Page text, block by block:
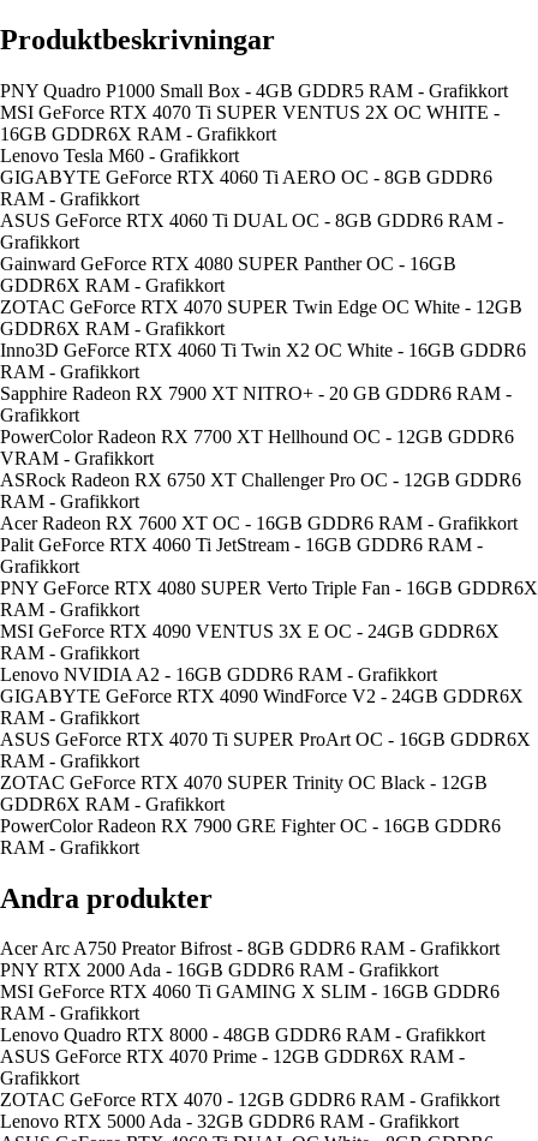
Produktbeskrivningar
PNY Quadro P1000 Small Box - 4GB GDDR5 RAM - Grafikkort
MSI GeForce RTX 4070 Ti SUPER VENTUS 2X OC WHITE -
16GB GDDR6X RAM - Grafikkort
Lenovo Tesla M60 - Grafikkort
GIGABYTE GeForce RTX 4060 Ti AERO OC - 8GB GDDR6
RAM - Grafikkort
ASUS GeForce RTX 4060 Ti DUAL OC - 8GB GDDR6 RAM -
Grafikkort
Gainward GeForce RTX 4080 SUPER Panther OC - 16GB
GDDR6X RAM - Grafikkort
ZOTAC GeForce RTX 4070 SUPER Twin Edge OC White - 12GB
GDDR6X RAM - Grafikkort
Inno3D GeForce RTX 4060 Ti Twin X2 OC White - 16GB GDDR6
RAM - Grafikkort
Sapphire Radeon RX 7900 XT NITRO+ - 20 GB GDDR6 RAM -
Grafikkort
PowerColor Radeon RX 7700 XT Hellhound OC - 12GB GDDR6
VRAM - Grafikkort
ASRock Radeon RX 6750 XT Challenger Pro OC - 12GB GDDR6
RAM - Grafikkort
Acer Radeon RX 7600 XT OC - 16GB GDDR6 RAM - Grafikkort
Palit GeForce RTX 4060 Ti JetStream - 16GB GDDR6 RAM -
Grafikkort
PNY GeForce RTX 4080 SUPER Verto Triple Fan - 16GB GDDR6X
RAM - Grafikkort
MSI GeForce RTX 4090 VENTUS 3X E OC - 24GB GDDR6X
RAM - Grafikkort
Lenovo NVIDIA A2 - 16GB GDDR6 RAM - Grafikkort
GIGABYTE GeForce RTX 4090 WindForce V2 - 24GB GDDR6X
RAM - Grafikkort
ASUS GeForce RTX 4070 Ti SUPER ProArt OC - 16GB GDDR6X
RAM - Grafikkort
ZOTAC GeForce RTX 4070 SUPER Trinity OC Black - 12GB
GDDR6X RAM - Grafikkort
PowerColor Radeon RX 7900 GRE Fighter OC - 16GB GDDR6
RAM - Grafikkort
Andra produkter
Acer Arc A750 Preator Bifrost - 8GB GDDR6 RAM - Grafikkort
PNY RTX 2000 Ada - 16GB GDDR6 RAM - Grafikkort
MSI GeForce RTX 4060 Ti GAMING X SLIM - 16GB GDDR6
RAM - Grafikkort
Lenovo Quadro RTX 8000 - 48GB GDDR6 RAM - Grafikkort
ASUS GeForce RTX 4070 Prime - 12GB GDDR6X RAM -
Grafikkort
ZOTAC GeForce RTX 4070 - 12GB GDDR6 RAM - Grafikkort
Lenovo RTX 5000 Ada - 32GB GDDR6 RAM - Grafikkort